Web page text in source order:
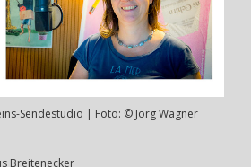
Sendestudio | Foto: © Jörg Wagner
Breitenecker